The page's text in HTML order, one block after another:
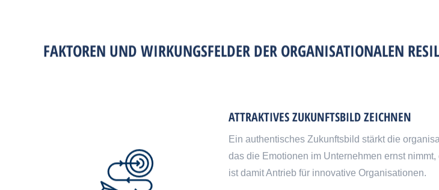
FAKTOREN UND WIRKUNGSFELDER DER ORGANISATIONALEN
ATTRAKTIVES ZUKUNFTSBILD ZEICHNEN
Ein authentisches Zukunftsbild stärkt die
das die Emotionen im Unternehmen ernst
ist damit Antrieb für innovative Organisationen.